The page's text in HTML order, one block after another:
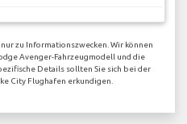
zu Informationszwecken. Wir können
Avenger-Fahrzeugmodell und die
Details sollten Sie sich bei der
City Flughafen erkundigen.